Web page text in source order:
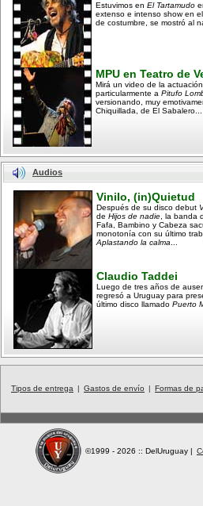
Estuvimos en El Tartamudo
extenso e intenso show en
de costumbre, se mostró al
MPU en Teatro de
Mirá un video de la
particularmente a Pitufo
versionando, muy
Chiquillada, de El Sabalero...
Audios
Vinilo, (in)Quietud
Después de su disco debut
de Hijos de nadie , la banda
Fafa, Bambino y Cabeza
monotonía con su último
Aplastando la calma
Claudio Taddei
Luego de tres años de
regresó a Uruguay para
último disco llamado Puerto
Tipos de entrega | Gastos de envío | Formas de
©1999 - 2026 :: DelUruguay |